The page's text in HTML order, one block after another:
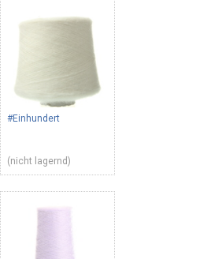
#Einhundert
(nicht lagernd)